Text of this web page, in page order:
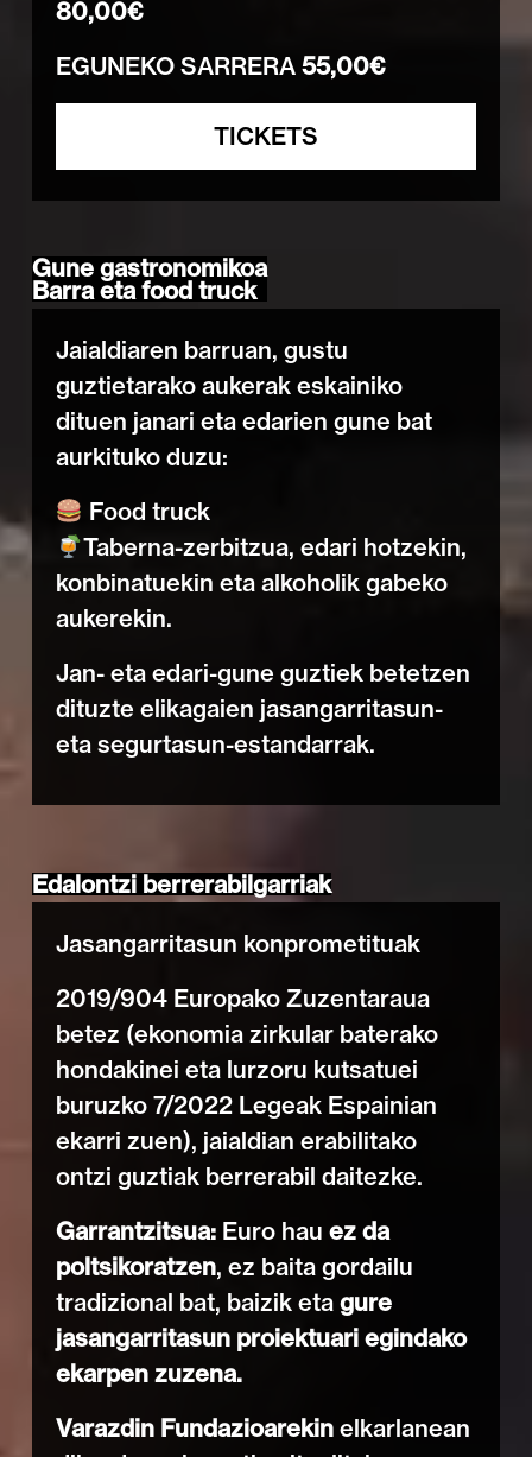
80,00€
EGUNEKO SARRERA 55,00€
TICKETS
Gune gastronomikoa
Barra eta food truck
Jaialdiaren barruan, gustu
guztietarako aukerak eskainiko
dituen janari eta edarien gune bat
aurkituko duzu:
Food truck
Taberna-zerbitzua, edari hotzekin,
konbinatuekin eta alkoholik gabeko
aukerekin.
Jan- eta edari-gune guztiek betetzen
dituzte elikagaien jasangarritasun-
eta segurtasun-estandarrak.
Edalontzi berrerabilgarriak
Jasangarritasun konprometituak
2019/904 Europako Zuzentaraua
betez (ekonomia zirkular baterako
hondakinei eta lurzoru kutsatuei
buruzko 7/2022 Legeak Espainian
ekarri zuen), jaialdian erabilitako
ontzi guztiak berrerabil daitezke.
Garrantzitsua: Euro hau ez da
poltsikoratzen, ez baita gordailu
tradizional bat, baizik eta gure
jasangarritasun proiektuari egindako
ekarpen zuzena.
Varazdin Fundazioarekin elkarlanean